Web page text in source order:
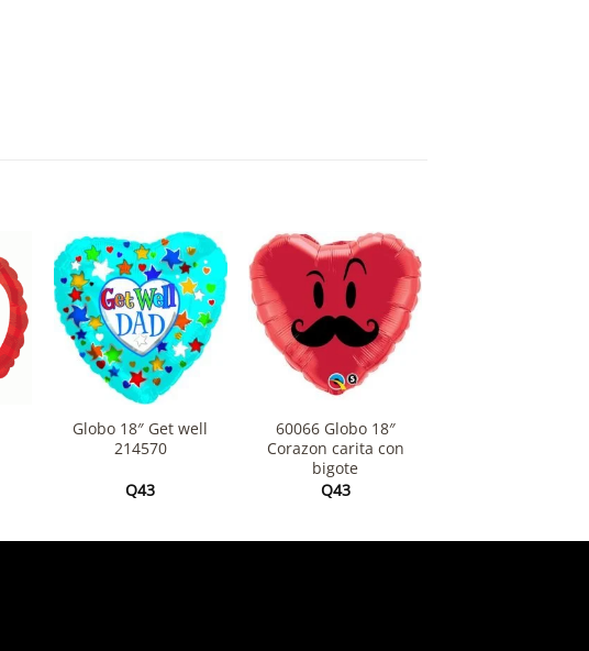
Globo 18″ Get well
214570
Q43
60066 Globo 18″
Corazon carita con
bigote
Q43